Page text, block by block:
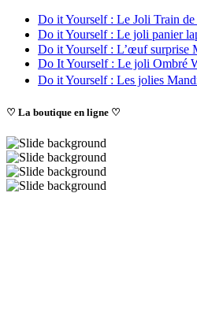
Do it Yourself : Le Joli Train
Do it Yourself : Le joli panier
Do it Yourself : L’œuf surprise
Do It Yourself : Le joli Ombré
Do it Yourself : Les jolies
♡ La boutique en ligne ♡